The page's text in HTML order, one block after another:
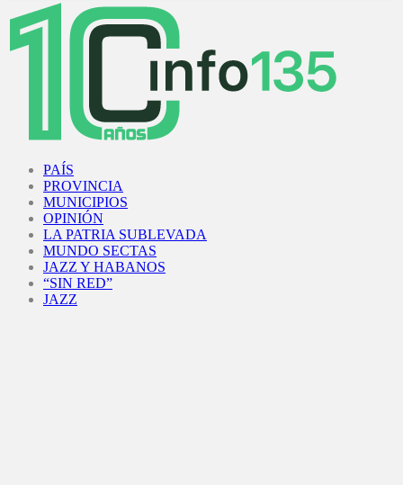
PAÍS
PROVINCIA
MUNICIPIOS
OPINIÓN
LA PATRIA SUBLEVADA
MUNDO SECTAS
JAZZ Y HABANOS
“SIN RED”
JAZZ